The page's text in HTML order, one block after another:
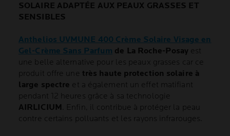
SOLAIRE ADAPTÉE AUX PEAUX GRASSES ET
SENSIBLES
Anthelios UVMUNE 400 Crème Solaire Visage en
Gel-Crème Sans Parfum de La Roche-Posay est
une belle alternative pour les peaux grasses car ce
produit offre une très haute protection solaire à
large spectre et a également un effet matifiant
pendant 12 heures grâce à sa technologie
AIRLICIUM
. Enfin, il contribue à protéger la peau
contre certains polluants et les rayons infrarouges.